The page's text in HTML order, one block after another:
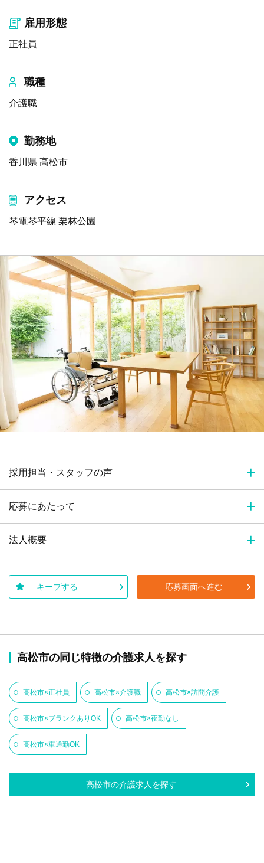
雇用形態
正社員
職種
介護職
勤務地
香川県 高松市
アクセス
琴電琴平線 栗林公園
採用担当・スタッフの声
応募にあたって
法人概要
キープする 応募画面へ進む
高松市の同じ特徴の介護求人を探す
高松市×正社員 高松市×介護職 高松市×訪問介護
高松市×ブランクありOK 高松市×夜勤なし
高松市×車通勤OK
高松市の介護求人を探す